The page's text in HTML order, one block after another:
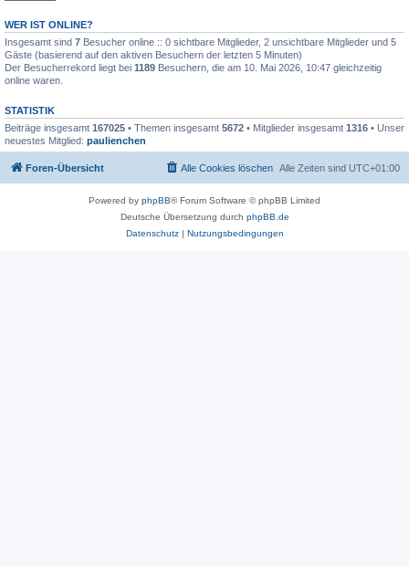
WER IST ONLINE?
Insgesamt sind 7 Besucher online :: 0 sichtbare Mitglieder, 2 unsichtbare Mitglieder und 5
Gäste (basierend auf den aktiven Besuchern der letzten 5 Minuten)
Der Besucherrekord liegt bei 1189 Besuchern, die am 10. Mai 2026, 10:47 gleichzeitig
online waren.
STATISTIK
Beiträge insgesamt 167025 • Themen insgesamt 5672 • Mitglieder insgesamt 1316 • Unser
neuestes Mitglied: paulienchen
Foren-Übersicht Alle Zeiten sind UTC+01:00
Alle Cookies löschen
Powered by phpBB® Forum Software © phpBB Limited
Deutsche Übersetzung durch phpBB.de
Datenschutz| Nutzungsbedingungen